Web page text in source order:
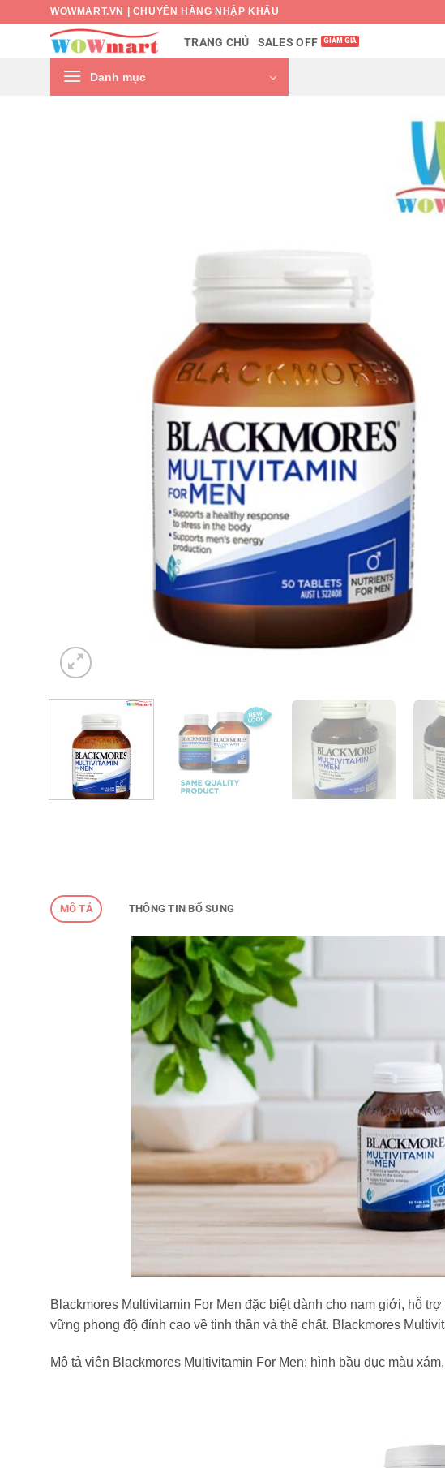
WOWMART.VN | CHUYÊN HÀNG NHẬP KHẨU
TRANG CHỦ SALES OFF
Danh mục
MÔ TẢ THÔNG TIN BỔ SUNG
Blackmores Multivitamin For Men đặc biệt dành cho nam giới, hỗ
vững phong độ đỉnh cao về tinh thần và thể chất. Blackmores
Mô tả viên Blackmores Multivitamin For Men: hình bầu dục màu